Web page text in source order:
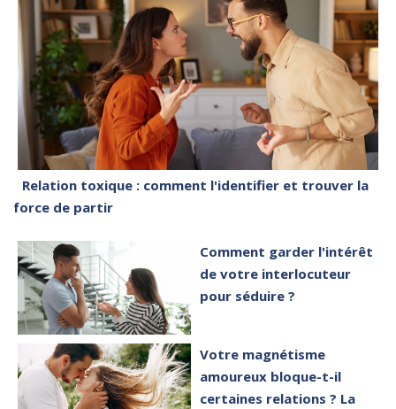
Relation toxique : comment l'identifier et trouver la
force de partir
Comment garder l'intérêt
de votre interlocuteur
pour séduire ?
Votre magnétisme
amoureux bloque-t-il
certaines relations ? La